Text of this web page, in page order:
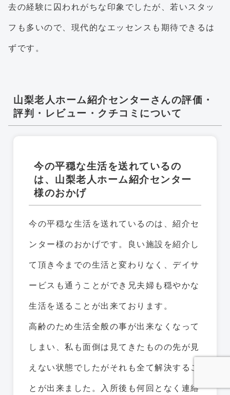
去の経験に囚われがちな印象でしたが、若いスタッ
フも多いので、現代的なエッセンスも期待できるは
ずです。
山梨老人ホーム紹介センターさんの評価・
評判・レビュー・クチコミについて
今の平穏な生活を送れているの
は、山梨老人ホーム紹介センター
様のおかげ
今の平穏な生活を送れているのは、紹介セ
ンター様のおかげです。良い施設を紹介し
て頂き今までの生活と変わりなく、デイサ
ービスも通うことができ兄夫婦も穏やかな
生活を送ることが出来ております。
高齢のため生活全般の事が出来なくなって
しまい、私も面倒は見てきたものの先が見
えない状態でしたがそれも全て解決するこ
とが出来ました。入所後も何回となく連絡